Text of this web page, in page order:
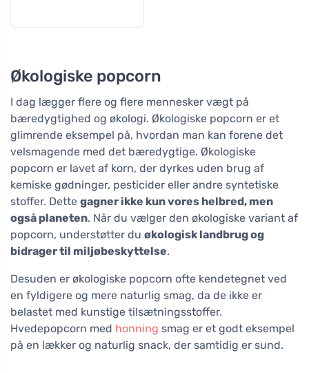
Økologiske popcorn
I dag lægger flere og flere mennesker vægt på
bæredygtighed og økologi. Økologiske popcorn er et
glimrende eksempel på, hvordan man kan forene det
velsmagende med det bæredygtige. Økologiske
popcorn er lavet af korn, der dyrkes uden brug af
kemiske gødninger, pesticider eller andre syntetiske
stoffer. Dette gagner ikke kun vores helbred, men
også planeten. Når du vælger den økologiske variant af
popcorn, understøtter du økologisk landbrug og
bidrager til miljøbeskyttelse.
Desuden er økologiske popcorn ofte kendetegnet ved
en fyldigere og mere naturlig smag, da de ikke er
belastet med kunstige tilsætningsstoffer.
Hvedepopcorn med honning smag er et godt eksempel
på en lækker og naturlig snack, der samtidig er sund.